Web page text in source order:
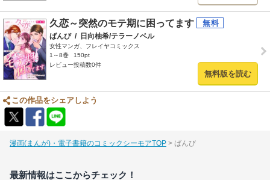
久恋～突然のモテ期に困ってます
ばんび / 日向柚希/テラーノベル
女性マンガ、フレイヤコミックス
1～8巻
150pt
レビュー投稿数0件
無料版を読む
この作品をシェアしよう
漫画(まんが)・電子書籍のコミックシーモアTOP ばんび
最新情報はここからチェック！